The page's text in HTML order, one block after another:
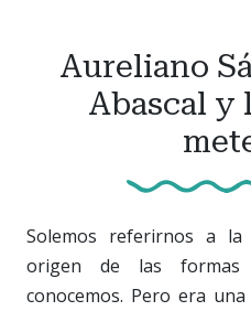
Aureliano
Abascal y
Solemos referirnos a
origen de las formas
conocemos. Pero era